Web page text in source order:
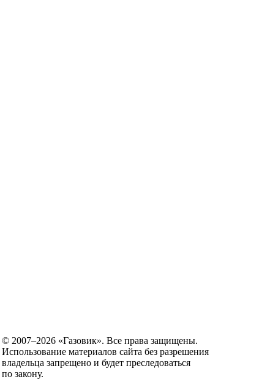
© 2007–2026 «Газовик». Все права защищены.
Использование материалов сайта без разрешения
владельца запрещено и будет преследоваться
по закону.